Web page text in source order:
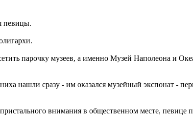
певицы.
парочку музеев, а именно Музей Наполеона и
нашли сразу - им оказался музейный экспонат -
внимания в общественном месте, певице